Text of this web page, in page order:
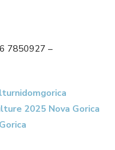
7850927 –
2025 Nova Gorica